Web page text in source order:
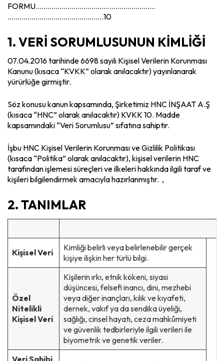
FORMU…………………..……………………………….
…………………………………………10
1. VERİ SORUMLUSUNUN KİMLİĞİ
07.04.2016 tarihinde 6698 sayılı Kişisel Verilerin Korunması
Kanunu (kısaca “KVKK” olarak anılacaktır) yayınlanarak
yürürlüğe girmiştir.
Söz konusu kanun kapsamında, Şirketimiz HNC İNŞAAT A.Ş
(kısaca “HNC” olarak anılacaktır) KVKK 10. Madde
kapsamındaki “Veri Sorumlusu” sıfatına sahiptir.
İşbu HNC Kişisel Verilerin Korunması ve Gizlilik Politikası
(kısaca “Politika” olarak anılacaktır), kişisel verilerin HNC
tarafından işlemesi süreçleri ve ilkeleri hakkında ilgili taraf ve
kişileri bilgilendirmek amacıyla hazırlanmıştır. ,
2. TANIMLAR
Kişisel Veri
Kimliği belirli veya belirlenebilir gerçek
kişiye ilişkin her türlü bilgi.
Özel
Nitelikli
Kişisel Veri
Kişilerin ırkı, etnik kökeni, siyasi
düşüncesi, felsefi inancı, dini, mezhebi
veya diğer inançları, kılık ve kıyafeti,
dernek, vakıf ya da sendika üyeliği,
sağlığı, cinsel hayatı, ceza mahkûmiyeti
ve güvenlik tedbirleriyle ilgili verileri ile
biyometrik ve genetik veriler.
Veri Sahibi